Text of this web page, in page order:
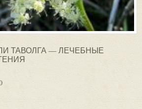
ТАВОЛГА — ЛЕЧЕБНЫЕ